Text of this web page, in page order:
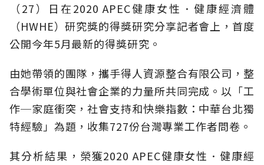
（27）日在2020 APEC健康女性．健康經濟體
（HWHE）研究獎的得獎研究分享記者會上，首度
公開今年5月最新的得獎研究。
由她帶領的團隊，攜手得人資源整合有限公司，整
合學術單位與社會企業的力量所共同完成。以「工
作─家庭衝突，社會支持和快樂指數：中華台北獨
特經驗」為題，收集727份台灣專業工作者問卷。
其分析結果，榮獲2020 APEC健康女性．健康經